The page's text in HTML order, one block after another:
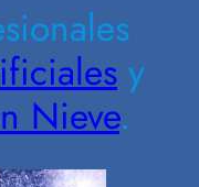
y
Nieve.